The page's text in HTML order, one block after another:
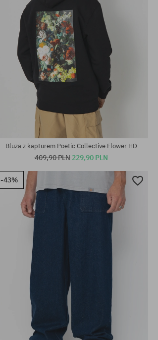
Dostępne rozmiary:
Bluza z kapturem Poetic Collective Flower HD
409,90 PLN 229,90 PLN
-43%